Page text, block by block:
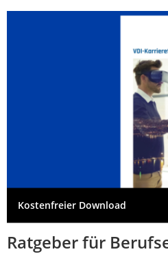
Kostenfreier Download
Ratgeber für